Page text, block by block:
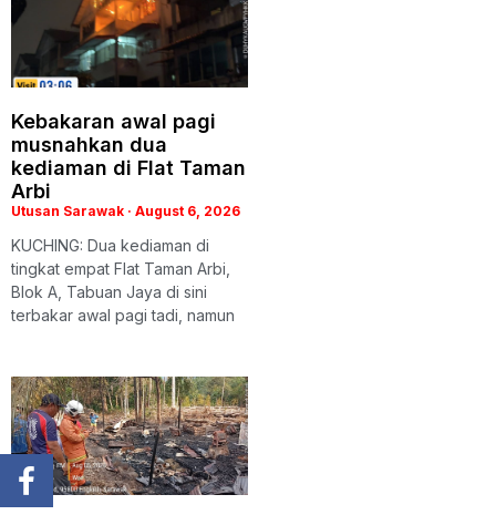
Kebakaran awal pagi
musnahkan dua
kediaman di Flat Taman
Arbi
Utusan Sarawak August 6, 2026
KUCHING: Dua kediaman di
tingkat empat Flat Taman Arbi,
Blok A, Tabuan Jaya di sini
terbakar awal pagi tadi, namun